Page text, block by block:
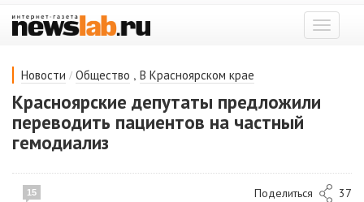
Показать
меню
Новости / Общество , В Красноярском крае
Красноярские депутаты предложили
переводить пациентов на частный
гемодиализ
15 Поделиться 37